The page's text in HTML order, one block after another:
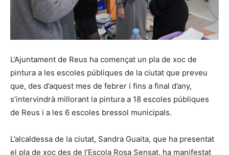
L’Ajuntament de Reus ha començat un pla de xoc de
pintura a les escoles públiques de la ciutat que preveu
que, des d’aquest mes de febrer i fins a final d’any,
s’intervindrà millorant la pintura a 18 escoles públiques
de Reus i a les 6 escoles bressol municipals.
L’alcaldessa de la ciutat, Sandra Guaita, que ha presentat
el pla de xoc des de l’Escola Rosa Sensat, ha manifestat